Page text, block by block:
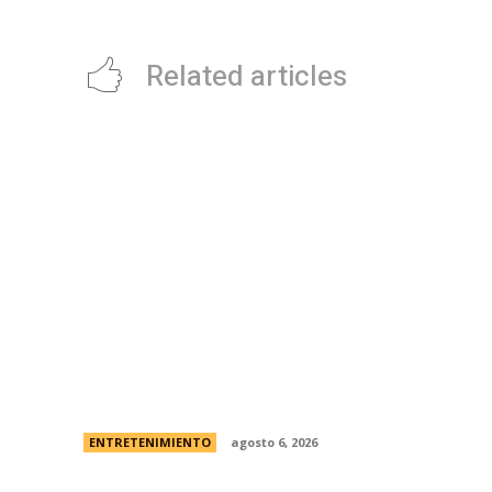
Related articles
ENTRETENIMIENTO agosto 6, 2026